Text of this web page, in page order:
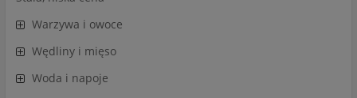
Warzywa i owoce
Wędliny i mięso
Woda i napoje